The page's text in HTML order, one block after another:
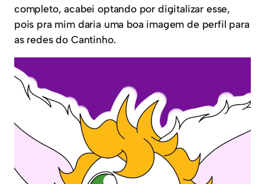
completo, acabei optando por digitalizar esse,
pois pra mim daria uma boa imagem de perfil para
as redes do Cantinho.